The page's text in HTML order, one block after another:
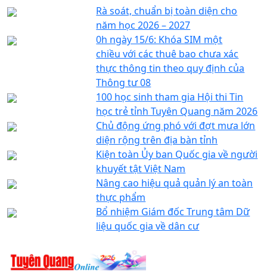
Rà soát, chuẩn bị toàn diện cho
năm học 2026 – 2027
0h ngày 15/6: Khóa SIM một
chiều với các thuê bao chưa xác
thực thông tin theo quy định của
Thông tư 08
100 học sinh tham gia Hội thi Tin
học trẻ tỉnh Tuyên Quang năm 2026
Chủ động ứng phó với đợt mưa lớn
diện rộng trên địa bàn tỉnh
Kiện toàn Ủy ban Quốc gia về người
khuyết tật Việt Nam
Nâng cao hiệu quả quản lý an toàn
thực phẩm
Bổ nhiệm Giám đốc Trung tâm Dữ
liệu quốc gia về dân cư